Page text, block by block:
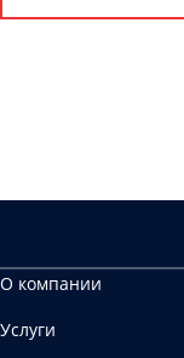
О компании
Услуги